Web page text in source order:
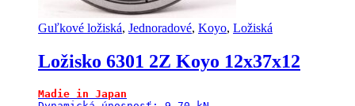
Guľkové ložiská, Jednoradové, Koyo, Ložiská
Ložisko 6301 2Z Koyo 12x37x12
Madie in Japan